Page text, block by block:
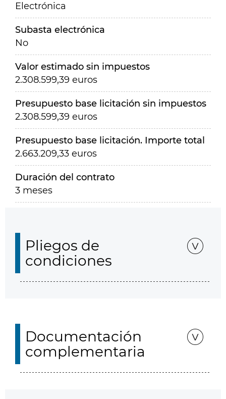
Electrónica
Subasta electrónica
No
Valor estimado sin impuestos
2.308.599,39 euros
Presupuesto base licitación sin impuestos
2.308.599,39 euros
Presupuesto base licitación. Importe total
2.663.209,33 euros
Duración del contrato
3 meses
Pliegos de
condiciones
Documentación
complementaria